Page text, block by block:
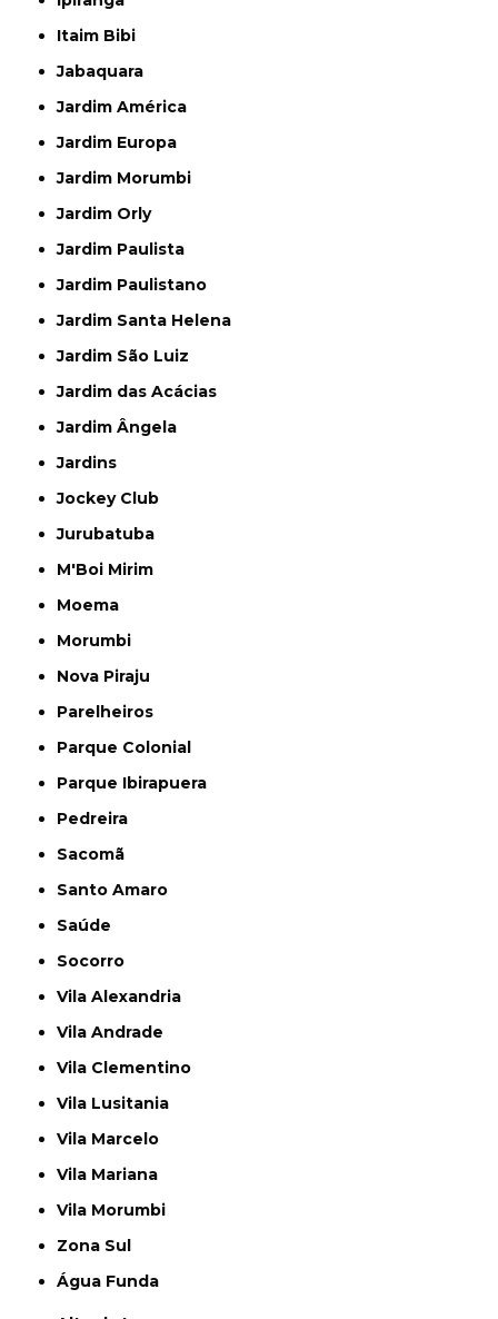
Itaim Bibi
Jabaquara
Jardim América
Jardim Europa
Jardim Morumbi
Jardim Orly
Jardim Paulista
Jardim Paulistano
Jardim Santa Helena
Jardim São Luiz
Jardim das Acácias
Jardim Ângela
Jardins
Jockey Club
Jurubatuba
M'Boi Mirim
Moema
Morumbi
Nova Piraju
Parelheiros
Parque Colonial
Parque Ibirapuera
Pedreira
Sacomã
Santo Amaro
Saúde
Socorro
Vila Alexandria
Vila Andrade
Vila Clementino
Vila Lusitania
Vila Marcelo
Vila Mariana
Vila Morumbi
Zona Sul
Água Funda